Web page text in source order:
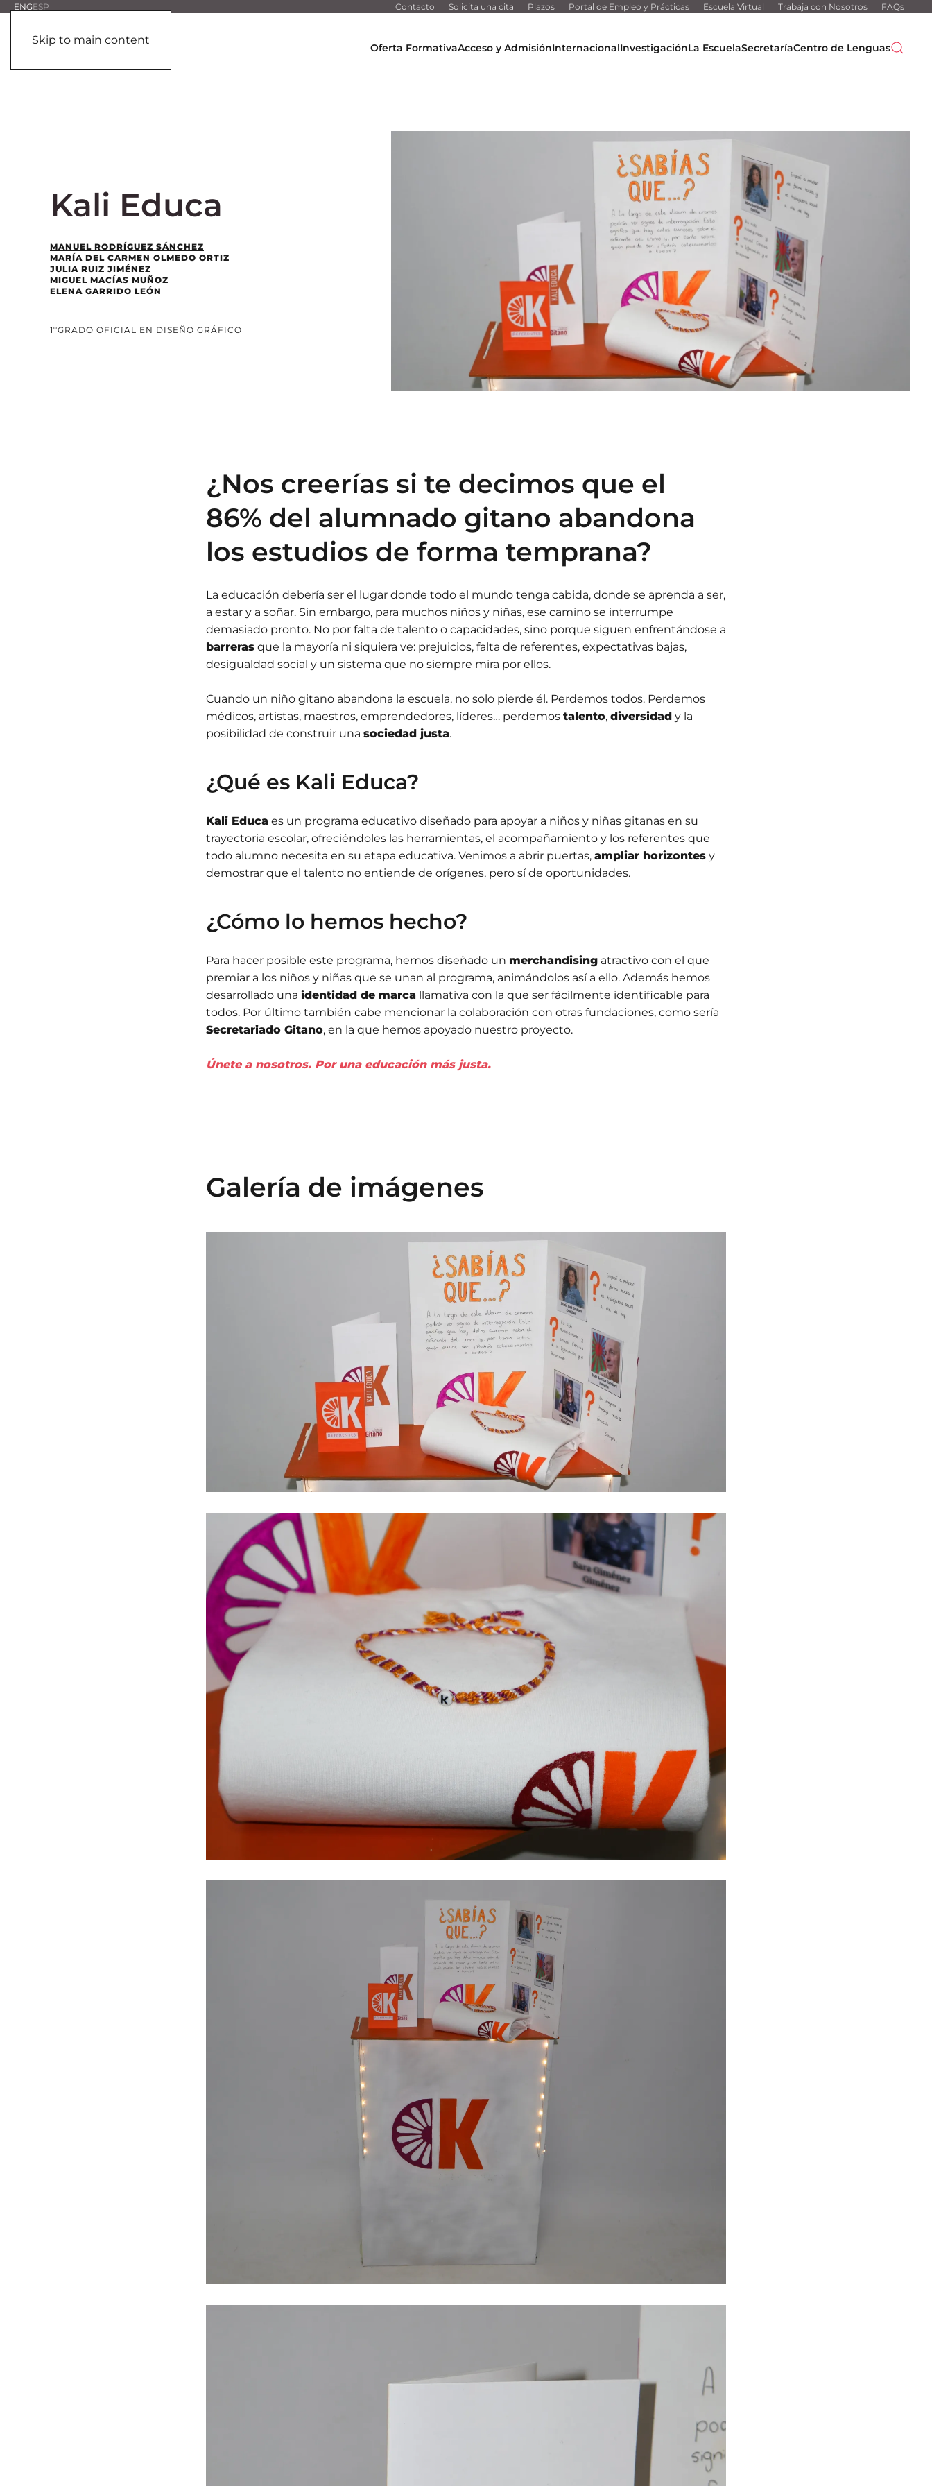
Skip to main content
ENGESP Contacto Solicita una cita Plazos Portal de Empleo y Prácticas Escuela Virtual Trabaja con Nosotros FAQs
Oferta FormativaAcceso y AdmisiónInternacionalInvestigaciónLa EscuelaSecretaríaCentro de Lenguas
Kali Educa
MANUEL RODRÍGUEZ SÁNCHEZ
MARÍA DEL CARMEN OLMEDO ORTIZ
JULIA RUIZ JIMÉNEZ
MIGUEL MACÍAS MUÑOZ
ELENA GARRIDO LEÓN
1ºGRADO OFICIAL EN DISEÑO GRÁFICO
¿Nos creerías si te decimos que el
86% del alumnado gitano abandona
los estudios de forma temprana?
La educación debería ser el lugar donde todo el mundo tenga cabida, donde se aprenda a ser,
a estar y a soñar. Sin embargo, para muchos niños y niñas, ese camino se interrumpe
demasiado pronto. No por falta de talento o capacidades, sino porque siguen enfrentándose a
barreras que la mayoría ni siquiera ve: prejuicios, falta de referentes, expectativas bajas,
desigualdad social y un sistema que no siempre mira por ellos.
Cuando un niño gitano abandona la escuela, no solo pierde él. Perdemos todos. Perdemos
médicos, artistas, maestros, emprendedores, líderes… perdemos talento, diversidad y la
posibilidad de construir una sociedad justa.
¿Qué es Kali Educa?
Kali Educa es un programa educativo diseñado para apoyar a niños y niñas gitanas en su
trayectoria escolar, ofreciéndoles las herramientas, el acompañamiento y los referentes que
todo alumno necesita en su etapa educativa. Venimos a abrir puertas, ampliar horizontes y
demostrar que el talento no entiende de orígenes, pero sí de oportunidades.
¿Cómo lo hemos hecho?
Para hacer posible este programa, hemos diseñado un merchandising atractivo con el que
premiar a los niños y niñas que se unan al programa, animándolos así a ello. Además hemos
desarrollado una identidad de marca llamativa con la que ser fácilmente identificable para
todos. Por último también cabe mencionar la colaboración con otras fundaciones, como sería
Secretariado Gitano, en la que hemos apoyado nuestro proyecto.
Únete a nosotros. Por una educaciónmás justa.
Galería de imágenes